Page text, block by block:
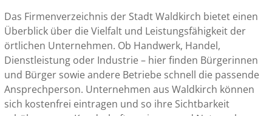
Das Firmenverzeichnis der Stadt Waldkirch bietet einen
Überblick über die Vielfalt und Leistungsfähigkeit der
örtlichen Unternehmen. Ob Handwerk, Handel,
Dienstleistung oder Industrie – hier finden Bürgerinnen
und Bürger sowie andere Betriebe schnell die passende
Ansprechperson. Unternehmen aus Waldkirch können
sich kostenfrei eintragen und so ihre Sichtbarkeit